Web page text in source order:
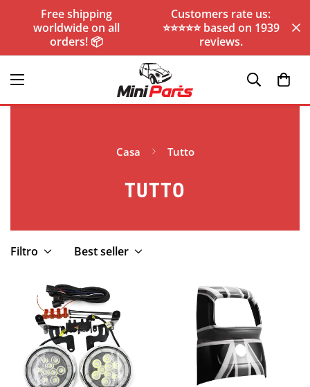
Free shipping
worldwide on all
orders! 📦
Customers rate us:
⭐️⭐️⭐️⭐️⭐️ based on 1939
reviews.
Casa Tutto
TUTTO
Filtro Best seller